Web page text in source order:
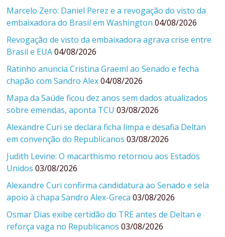
Marcelo Zero: Daniel Perez e a revogação do visto da
embaixadora do Brasil em Washington 04/08/2026
Revogação de visto da embaixadora agrava crise entre
Brasil e EUA 04/08/2026
Ratinho anuncia Cristina Graeml ao Senado e fecha
chapão com Sandro Alex 04/08/2026
Mapa da Saúde ficou dez anos sem dados atualizados
sobre emendas, aponta TCU 03/08/2026
Alexandre Curi se declara ficha limpa e desafia Deltan
em convenção do Republicanos 03/08/2026
Judith Levine: O macarthismo retornou aos Estados
Unidos 03/08/2026
Alexandre Curi confirma candidatura ao Senado e sela
apoio à chapa Sandro Alex-Greca 03/08/2026
Osmar Dias exibe certidão do TRE antes de Deltan e
reforça vaga no Republicanos 03/08/2026